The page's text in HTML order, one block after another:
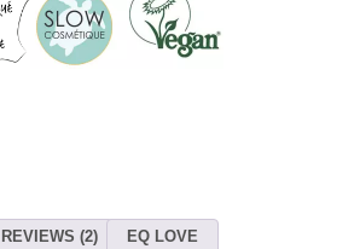
REVIEWS (2) EQ LOVE